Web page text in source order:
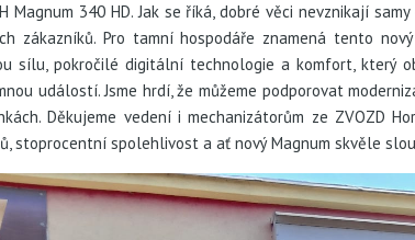
Magnum 340 HD. Jak se říká, dobré věci nevznikají
zákazníků. Pro tamní hospodáře znamená tento
sílu, pokročilé digitální technologie a komfort, který
událostí. Jsme hrdí, že můžeme podporovat
Děkujeme vedení i mechanizátorům ze ZVOZD
stoprocentní spolehlivost a ať nový Magnum skvěle